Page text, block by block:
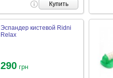
Купить
Эспандер кистевой Ridni
Relax
290 грн